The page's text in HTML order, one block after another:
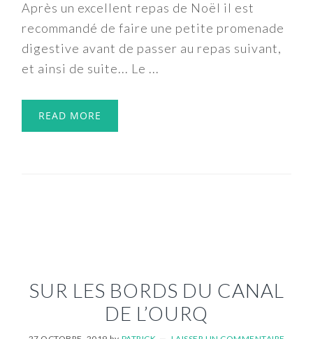
Après un excellent repas de Noël il est
recommandé de faire une petite promenade
digestive avant de passer au repas suivant,
et ainsi de suite... Le ...
READ MORE
SUR LES BORDS DU CANAL
DE L’OURQ